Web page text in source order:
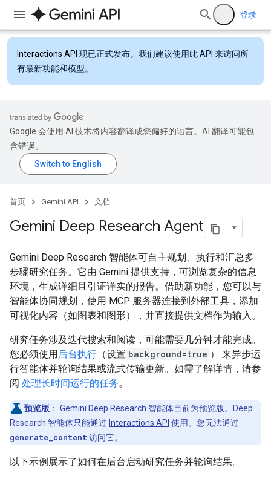
登录
Interactions API 现已正式发布。我们建议使用此 API 来访问所
有最新功能和模型。
Google 会使用 AI 技术将内容翻译成您偏好的语言。AI 翻译可能包
含错误。
首页 Gemini API 文档
Gemini Deep Research Agent
Gemini Deep Research 智能体可自主规划、执行和汇总多
步骤研究任务。它由 Gemini 提供支持，可浏览复杂的信息
环境，生成详细且引证详实的报告。借助新功能，您可以与
智能体协同规划，使用 MCP 服务器连接到外部工具，添加
可视化内容（如图表和图形），并直接提供文档作为输入。
研究任务涉及迭代搜索和阅读，可能需要几分钟才能完成。
您必须使用后台执行 （设置 background=true ） 来异步运
行智能体并轮询结果或流式传输更新。如需了解详情，请参
阅 处理长时间运行的任务。
预览版 ： Gemini Deep Research 智能体目前为预览版。Deep
Research 智能体只能通过 Interactions API 使用。您无法通过
generate_content 访问它。
以下示例展示了如何在后台启动研究任务并轮询结果。